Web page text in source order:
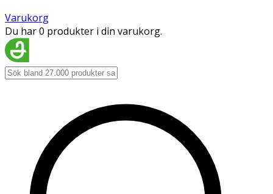
Varukorg
Du har 0 produkter i din varukorg.